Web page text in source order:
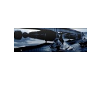
Inhalt
springen